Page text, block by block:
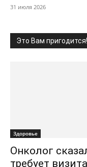
31 июля 2026
Это Вам пригодится!
Здоровье
Онколог
требует